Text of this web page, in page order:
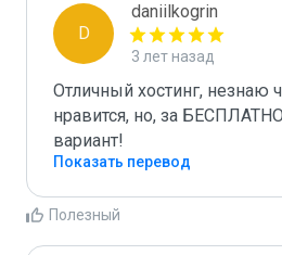
D
daniilkogrin
3 лет назад
Отличный хостинг, незнаю
нравится, но, за
вариант!
Показать перевод
Полезный